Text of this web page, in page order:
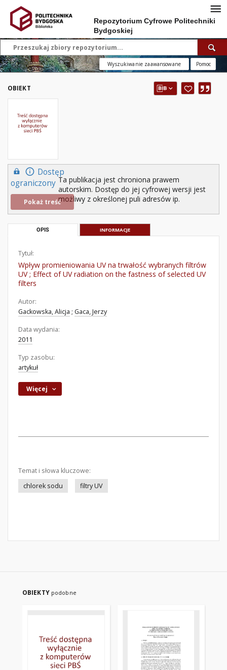
Repozytorium Cyfrowe Politechniki
Bydgoskiej
Wyszukiwanie zaawansowane Pomoc
OBIEKT
Dostęp
ograniczony
Pokaż treść
Ta publikacja jest chroniona prawem
autorskim. Dostęp do jej cyfrowej wersji jest
możliwy z określonej puli adresów ip.
OPIS INFORMACJE
Tytuł:
Wpływ promieniowania UV na trwałość wybranych filtrów
UV ; Effect of UV radiation on the fastness of selected UV
filters
Autor:
Gackowska, Alicja ; Gaca, Jerzy
Data wydania:
2011
Typ zasobu:
artykuł
Więcej
Temat i słowa kluczowe:
chlorek sodu
filtry UV
OBIEKTY podobne